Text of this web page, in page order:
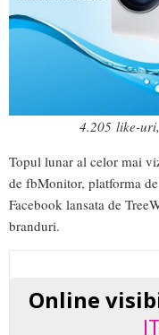
4.205 like-
Topul lunar al celor mai
de fbMonitor, platforma
Facebook lansata de
branduri.